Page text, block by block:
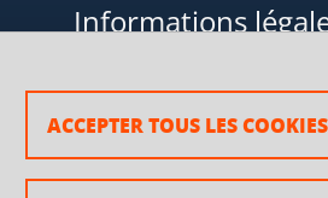
ACCEPTER TOUS LES COOKIES
Informations
Plan du site
Mentions légales